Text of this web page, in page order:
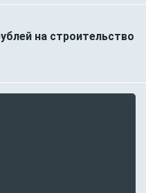
на строительство